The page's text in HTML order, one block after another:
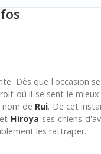
Dès que l'occasion
où il se sent le
nom de Rui. De cet
et Hiroya ses chiens
les rattraper.